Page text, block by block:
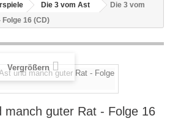
Die 3 vom Ast
Die 3 vom
16 (CD)
Vergrößern
manch guter Rat - Folge 16